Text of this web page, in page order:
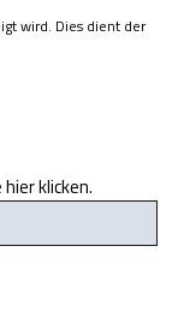
wird. Dies dient der
klicken.